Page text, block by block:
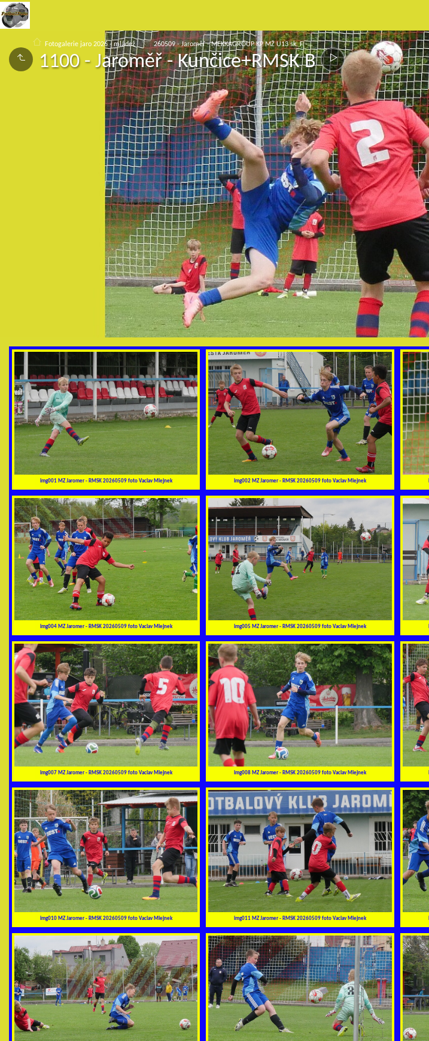
Fotogalerie jaro 2026 - mládež 260509 - Jaroměř - MEKKAGROUP KP MŽ U13 sk. F -…
1100 - Jaroměř - Kunčice+RMSK B
img001 MZ Jaromer - RMSK 20260509 foto Vaclav Mlejnek img002 MZ Jaromer - RMSK 20260509 foto Vaclav Mlejnek
img004 MZ Jaromer - RMSK 20260509 foto Vaclav Mlejnek img005 MZ Jaromer - RMSK 20260509 foto Vaclav Mlejnek
img007 MZ Jaromer - RMSK 20260509 foto Vaclav Mlejnek img008 MZ Jaromer - RMSK 20260509 foto Vaclav Mlejnek
img010 MZ Jaromer - RMSK 20260509 foto Vaclav Mlejnek img011 MZ Jaromer - RMSK 20260509 foto Vaclav Mlejnek